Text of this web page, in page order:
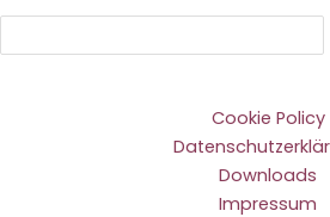
Cookie Policy
Downloads
Impressum